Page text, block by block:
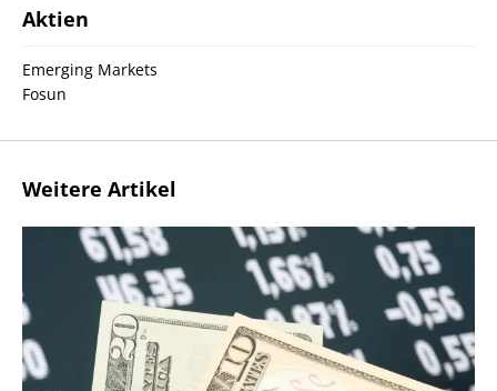
Aktien
Emerging Markets
Fosun
Weitere Artikel